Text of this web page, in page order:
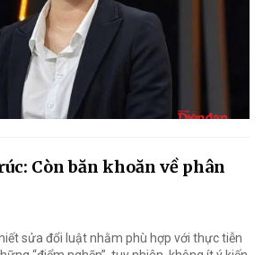
Còn băn khoăn về phân
sửa đổi luật nhằm phù hợp với thực tiễn